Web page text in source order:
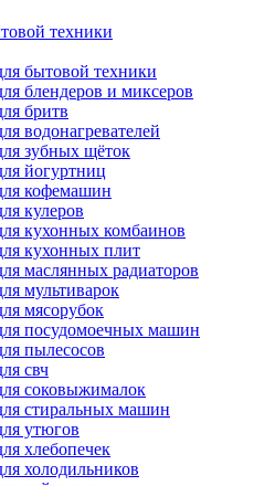
техники
бытовой техники
блендеров и миксеров
бритв
водонагревателей
зубных щёток
йогуртниц
кофемашин
кулеров
кухонных комбаинов
кухонных плит
маслянных радиаторов
мультиварок
мясорубок
посудомоечных машин
пылесосов
свч
соковыжималок
стиральных машин
утюгов
хлебопечек
холодильников